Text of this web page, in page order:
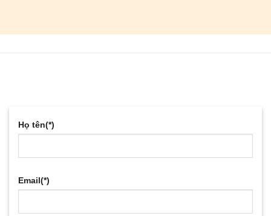
Họ tên(*)
Email(*)